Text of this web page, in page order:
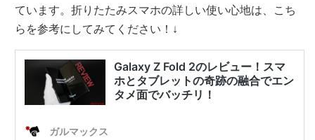
ています。折りたたみスマホの詳しい使い心地は、こち
らを参考にしてみてください！↓